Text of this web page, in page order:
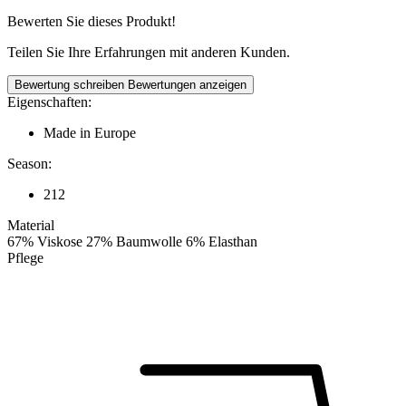
Bewerten Sie dieses Produkt!
Teilen Sie Ihre Erfahrungen mit anderen Kunden.
Bewertung schreiben Bewertungen anzeigen
Eigenschaften:
Made in Europe
Season:
212
Material
67% Viskose 27% Baumwolle 6% Elasthan
Pflege